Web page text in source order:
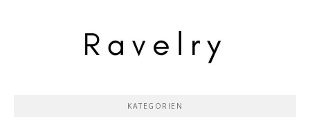
KATEGORIEN